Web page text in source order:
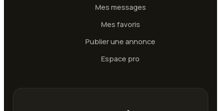
Mes messages
Mes favoris
Publier une annonce
Espace pro